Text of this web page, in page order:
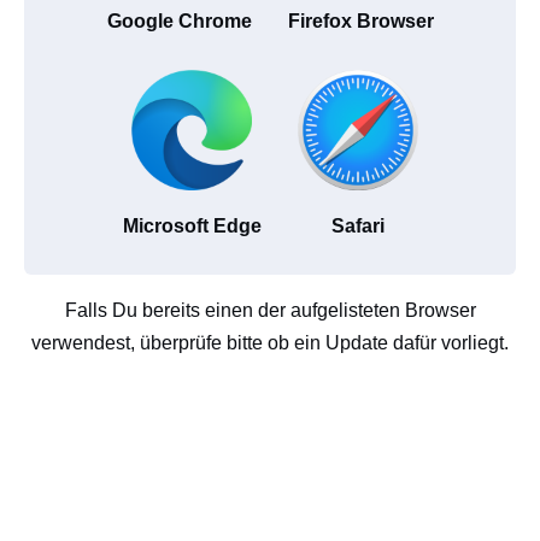
Google Chrome Firefox Browser
Microsoft Edge Safari
Falls Du bereits einen der aufgelisteten Browser
verwendest, überprüfe bitte ob ein Update dafür vorliegt.